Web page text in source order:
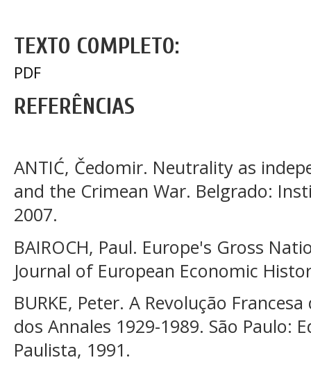
TEXTO COMPLETO:
PDF
REFERÊNCIAS
ANTIĆ, Čedomir. Neutrality as
and the Crimean War. Belgrado:
2007.
BAIROCH, Paul. Europe's Gross
Journal of European Economic
BURKE, Peter. A Revolução
dos Annales 1929-1989. São Paulo:
Paulista, 1991.